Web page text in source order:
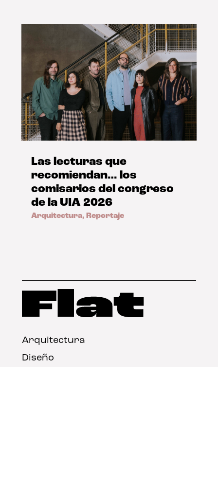
Las lecturas que
recomiendan… los
comisarios del congreso
de la UIA 2026
Arquitectura, Reportaje
Arquitectura
Diseño